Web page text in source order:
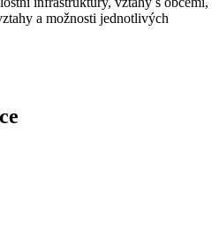
a možnosti jednotlivých